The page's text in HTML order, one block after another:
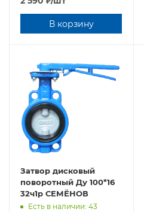
В корзину
Затвор дисковый
поворотный Ду 100*16
32ч1р СЕМЁНОВ
Есть в наличии: 43